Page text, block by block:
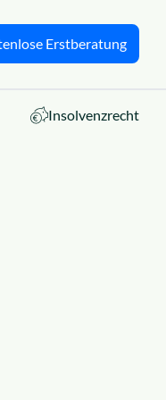
Erstberatung
Insolvenzrecht